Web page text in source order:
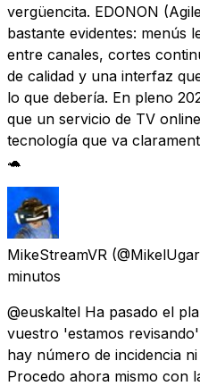
vergüencita. EDONON
bastante evidentes: menús
entre canales, cortes
de calidad y una interfaz
lo que debería. En pleno
que un servicio de TV
tecnología que va
🐢
MikeStreamVR
minutos
@euskaltel Ha pasado el
vuestro 'estamos
hay número de incidencia
Procedo ahora mismo con